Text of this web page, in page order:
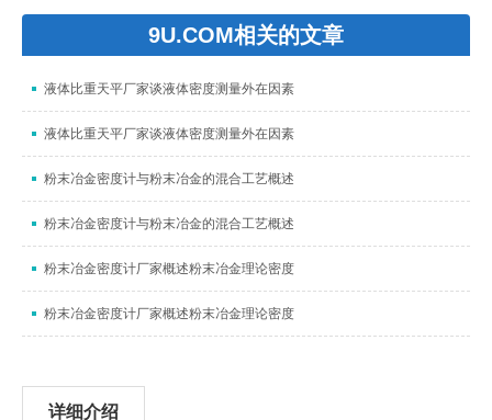
9U.COM相关的文章
液体比重天平厂家谈液体密度测量外在因素
液体比重天平厂家谈液体密度测量外在因素
粉末冶金密度计与粉末冶金的混合工艺概述
粉末冶金密度计与粉末冶金的混合工艺概述
粉末冶金密度计厂家概述粉末冶金理论密度
粉末冶金密度计厂家概述粉末冶金理论密度
详细介绍